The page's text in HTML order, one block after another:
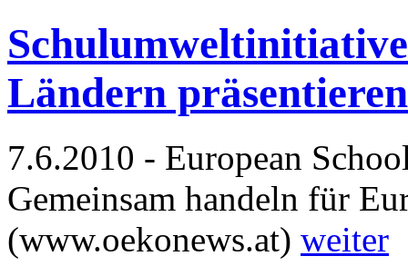
Ländern
7.6.2010 - European
Gemeinsam handeln für
(www.oekonews.at) weiter